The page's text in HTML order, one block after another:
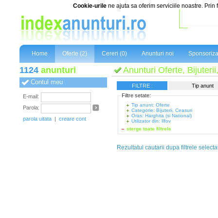
Cookie-urile ne ajuta sa oferim serviciile noastre.
Home Oferte (2) Cereri (0) Anunturi noi
1124 anunturi
Contul meu
E-mail:
Parola:
parola uitata | creare cont
Anunturi Oferte,
FILTRE :
Tip anunt
Filtre setate:
Tip anunt: Oferte
Categorie: Bijuterii, Ceasuri
Oras: Harghita (si National)
Utilizator din: Ilfov
sterge toate filtrele
Rezultatul cautarii dupa filtrele